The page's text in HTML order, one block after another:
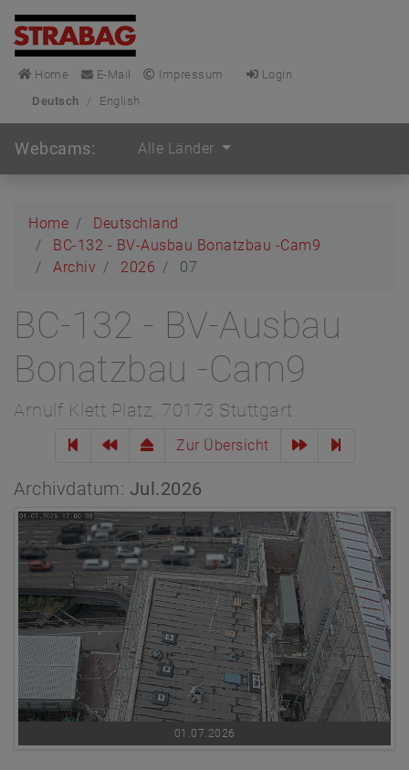
Home E-Mail Impressum
Login
Deutsch
/ English
Webcams: Alle Länder
Home
Deutschland
BC-132 - BV-Ausbau Bonatzbau -Cam9
Archiv
2026 07
BC-132 - BV-Ausbau
Bonatzbau -Cam9
Arnulf Klett Platz, 70173 Stuttgart
Zur Übersicht
Archivdatum: Jul.2026
01.07.2026